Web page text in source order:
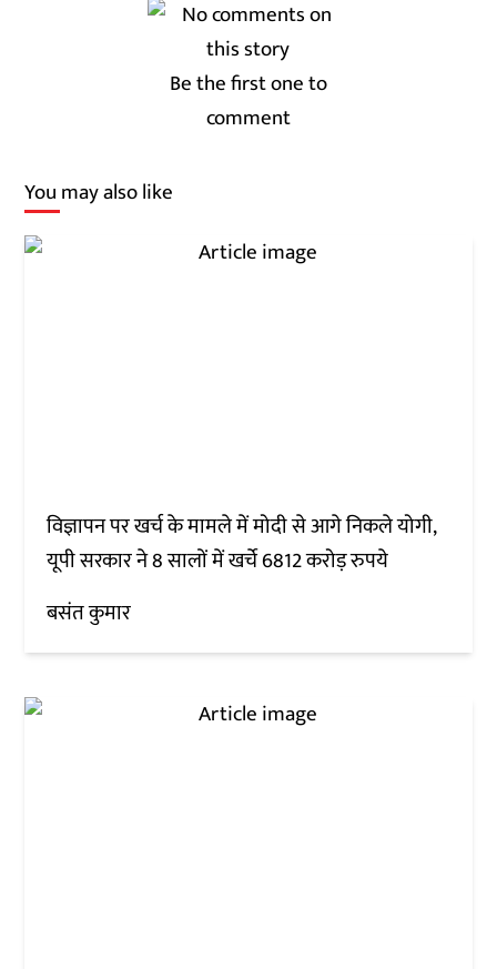
Be the first one to
comment
You may also like
विज्ञापन पर खर्च के मामले में मोदी से आगे निकले योगी,
यूपी सरकार ने 8 सालों में खर्चे 6812 करोड़ रुपये
बसंत कुमार